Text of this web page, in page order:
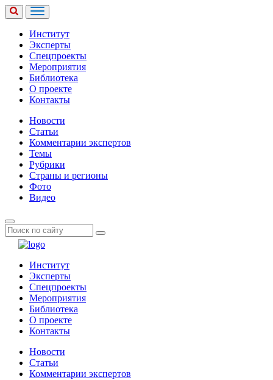
Институт
Эксперты
Спецпроекты
Мероприятия
Библиотека
О проекте
Контакты
Новости
Статьи
Комментарии экспертов
Темы
Рубрики
Страны и регионы
Фото
Видео
Институт
Эксперты
Спецпроекты
Мероприятия
Библиотека
О проекте
Контакты
Новости
Статьи
Комментарии экспертов